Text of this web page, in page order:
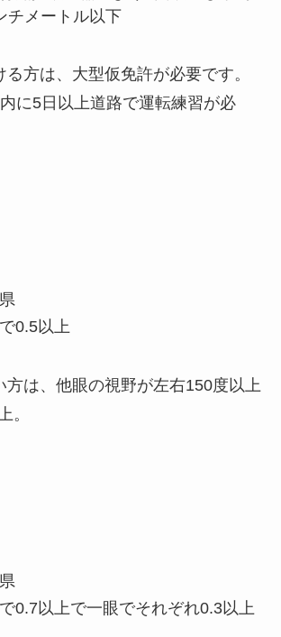
チメートル以下
方は、大型仮免許が必要です。
内に5日以上道路で運転練習が必
0.5以上
方は、他眼の視野が左右150度以上
。
0.7以上で一眼でそれぞれ0.3以上